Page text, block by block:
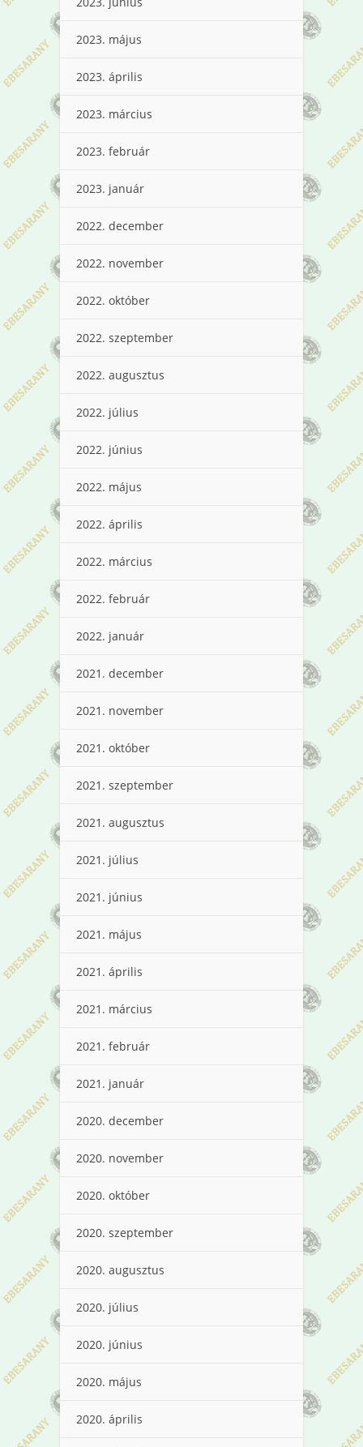
2023. május
2023. április
2023. március
2023. február
2023. január
2022. december
2022. november
2022. október
2022. szeptember
2022. augusztus
2022. július
2022. június
2022. május
2022. április
2022. március
2022. február
2022. január
2021. december
2021. november
2021. október
2021. szeptember
2021. augusztus
2021. július
2021. június
2021. május
2021. április
2021. március
2021. február
2021. január
2020. december
2020. november
2020. október
2020. szeptember
2020. augusztus
2020. július
2020. június
2020. május
2020. április